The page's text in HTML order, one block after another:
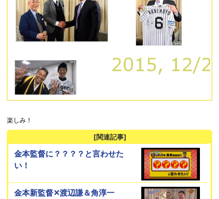
楽しみ！
[関連記事]
金本監督に？？？？と言わせた
い！
金本新監督✕渡辺謙＆角淳一